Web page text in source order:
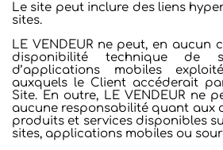
Le site peut inclure des liens
sites.
LE VENDEUR ne peut, en aucun
disponibilité technique de
d’applications mobiles
auxquels le Client accéderait
Site. En outre, LE VENDEUR ne
aucune responsabilité quant aux
produits et services disponibles
sites, applications mobiles ou